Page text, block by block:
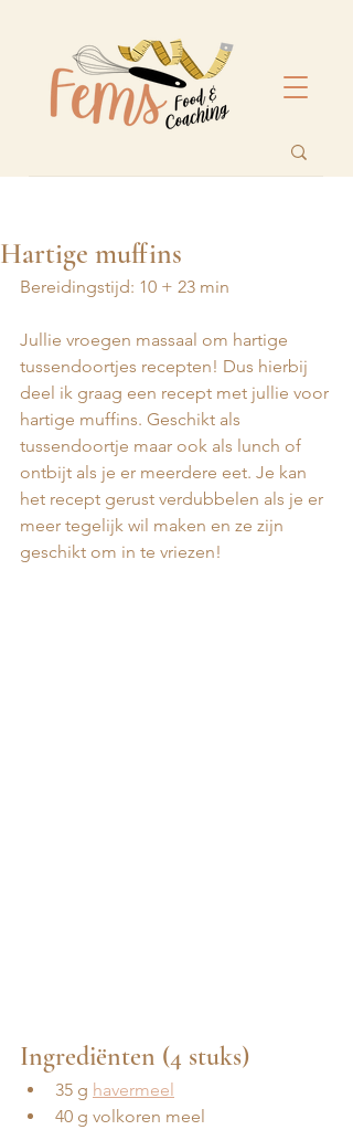
Hartige muffins
Bereidingstijd: 10 + 23 min
Jullie vroegen massaal om hartige
tussendoortjes recepten! Dus hierbij
deel ik graag een recept met jullie voor
hartige muffins. Geschikt als
tussendoortje maar ook als lunch of
ontbijt als je er meerdere eet. Je kan
het recept gerust verdubbelen als je er
meer tegelijk wil maken en ze zijn
geschikt om in te vriezen!
Ingrediënten (4 stuks)
35 g havermeel
40 g volkoren meel